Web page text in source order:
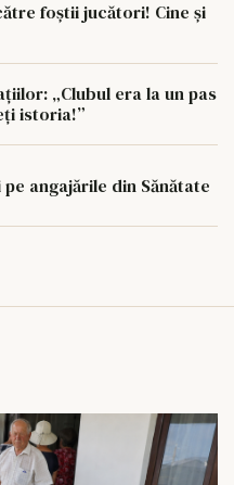
foștii jucători! Cine și
„Clubul era la un pas
istoria!”
angajările din Sănătate